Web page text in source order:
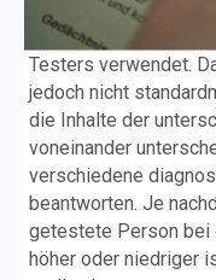
Testers verwendet.
jedoch nicht
die Inhalte der
voneinander
verschiedene
beantworten. Je
getestete Person bei
höher oder niedriger